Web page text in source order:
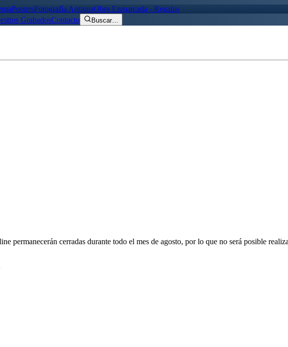
PostersFotografía AntiguaObra Enmarcada - Regalos
GrabadosContacto Buscar…
permanecerán cerradas durante todo el mes de agosto, por lo que no será posible